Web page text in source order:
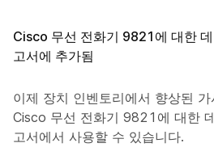
Cisco 무선 전화기 9821에 대한 데
고서에 추가됨
이제 장치 인벤토리에서 향상된
Cisco 무선 전화기 9821에 대한
고서에서 사용할 수 있습니다.